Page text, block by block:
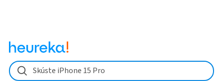
Skúste iPhone 15 Pro